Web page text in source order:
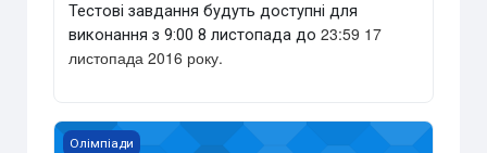
Тестові завдання будуть доступні для
виконання з 9:00 8 листопада до23:59 17
листопада 2016 року.
Всеукраїнська Інтернет-олімпіада з історії України
Олімпіади